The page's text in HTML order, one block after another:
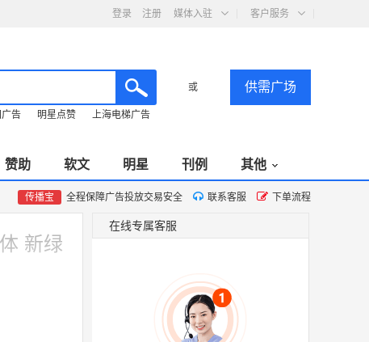
登录 注册 媒体入驻 客户服务
或 供需广场
告 明星点赞 上海电梯广告
赞助 软文 明星 刊例 其他
传播宝 全程保障广告投放交易安全 联系客服 下单流程
新绿
在线专属客服